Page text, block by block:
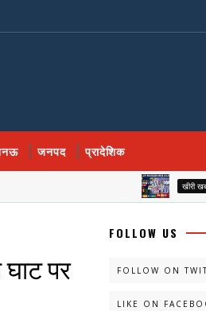
जनपद प्रादेशिक
खीरी खबर
पर
FOLLOW US
FOLLOW ON
LIKE ON